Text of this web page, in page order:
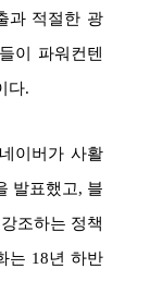
과 적절한 광
이 파워컨텐
다.
이버가 사활
발표했고, 블
조하는 정책
는 18년 하반